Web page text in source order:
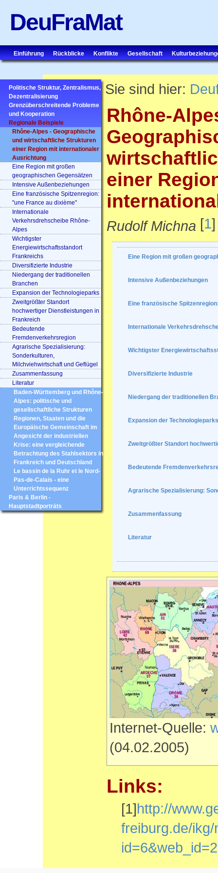
DeuFraMat
Einführung Rückblicke Konflikte Gesellschaft
Politische Struktur, Zentralismus,
Dezentralisierung
Grenzüberschreitende Probleme
und Kooperation
Regionale Beispiele
Rhône-Alpes - Geographische
und wirtschaftliche Strukturen
einer Region mit internationaler
Ausrichtung
Eine Region mit großen
geographischen Gegensätzen
Intensive Außenbeziehungen
Eine französische Spitzenregion:
"une France au dixième"
Internationale
Verkehrsdrehscheibe Rhône-
Alpes
Wichtigster
Energiewirtschaftsstandort
Frankreichs
Diversifizierte Industrie
Niedergang der traditionellen
Branchen
Expansion der Technologieparks
Zweitgrößter Standort
hochwertiger Dienstleistungen in
Frankreich
Bedeutende
Fremdenverkehrsregion
Agrarische Spezialisierung:
Sonderkulturen,
Milchviehwirtschaft und Geflügel
Zusammenfassung
Literatur
Baden-Württemberg und Rhône-
Alpes: politische und
gesellschaftliche Strukturen
Regionen, Staaten und die
Europäische Gemeinschaft im
Angesicht der industriellen
Krise: eine vergleichende
Betrachtung des Stahlsektors in
Frankreich und Deutschland
Le bassin de la Ruhr et le Nord-
Pas-de-Calais - eine
Unterrichtssequenz
Paris & Berlin -
Hauptstadtporträts
Sie sind hier:
Rhône-
einer
Rudolf Michna [1]
Eine Region mit großen
Intensive Außenbeziehungen
Eine französische
Internationale
Wichtigster
Diversifizierte Industrie
Niedergang der traditionellen
Expansion der Technologieparks
Zweitgrößter Standort
Bedeutende
Agrarische Spezialisierung:
Zusammenfassung
Literatur
Internet-Quelle:
(04.02.2005)
Links:
[1]http://
freiburg.de/